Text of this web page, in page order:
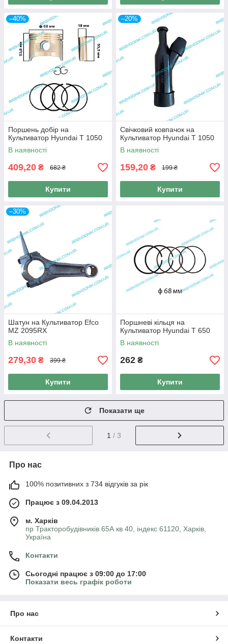
–40%
Поршень добір на
Культиватор Hyundai T 1050
В наявності
409,20 ₴ 682 ₴
Купити
–20%
Свічковий ковпачок на
Культиватор Hyundai T 1050
В наявності
159,20 ₴ 199 ₴
Купити
–30%
Шатун на Культиватор Efco
MZ 2095RX
В наявності
279,30 ₴ 399 ₴
Купити
Поршневі кільця на
Культиватор Hyundai T 650
В наявності
262 ₴
Купити
Показати ще
1 / 3
Про нас
100% позитивних з 734 відгуків за рік
Працює з 09.04.2013
м. Харків
пр Тракторобудівників 65А кв 40, індекс 61120, Харків,
Україна
Контакти
Сьогодні працює з 09:00 до 17:00
Показати весь графік роботи
Про нас
Контакти